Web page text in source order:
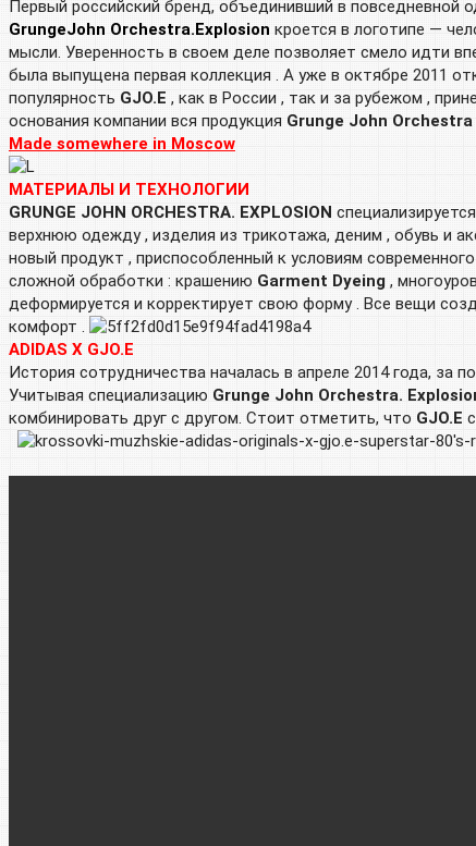
Первый российский бренд, объединивший в повседневной
GrungeJohn Orchestra.Explosion кроется в логотипе —
мысли. Уверенность в своем деле позволяет смело идти
была выпущена первая коллекция . А уже в октябре 2011
популярность GJO.E , как в России , так и за рубежом ,
основания компании вся продукция Grunge John Orchestra
Made somewhere in Moscow
МАТЕРИАЛЫ И ТЕХНОЛОГИИ
GRUNGE JOHN ORCHESTRA. EXPLOSION
верхнюю одежду , изделия из трикотажа, деним , обувь и
новый продукт , приспособленный к условиям
сложной обработки : крашению Garment Dyeing ,
деформируется и корректирует свою форму . Все вещи
комфорт .
ADIDAS X GJO.E
История сотрудничества началась в апреле 2014 года, за
Учитывая специализацию Grunge John Orchestra.
комбинировать друг с другом. Стоит отметить, что GJO.E